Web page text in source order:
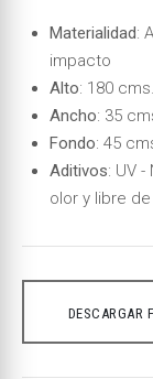
Materialidad:
impacto
Alto: 180 cms.
Ancho: 35
Fondo: 45
Aditivos: UV -
olor y libre
DESCARGAR